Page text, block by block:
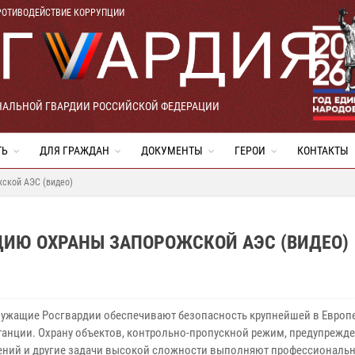
КОРРУПЦИИ
ГВАРДИИ РОССИЙСКОЙ ФЕДЕРАЦИИ
ДЛЯ ГРАЖДАН ДОКУМЕНТЫ ГЕРОИ КОНТАКТЫ
АЭС (видео)
ОХРАНЫ ЗАПОРОЖСКОЙ АЭС (ВИДЕО)
Росгвардии обеспечивают безопасность крупнейшей в
Охрану объектов, контрольно-пропускной режим,
и другие задачи высокой сложности выполняют